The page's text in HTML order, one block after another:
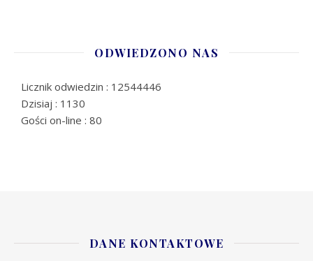
ODWIEDZONO NAS
Licznik odwiedzin : 12544446
Dzisiaj : 1130
Gości on-line : 80
DANE KONTAKTOWE